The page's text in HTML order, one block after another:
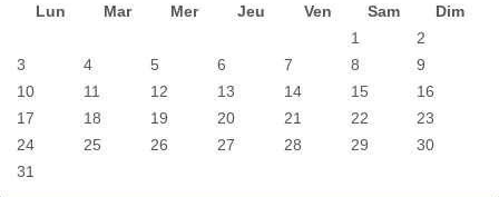
Lun
Mar Mer Jeu Ven Sam
Dim
1
2
3
4 5 6 7 8
9
10
11 12 13 14 15
16
17
18 19 20 21 22
23
24
25 26 27 28 29
30
31